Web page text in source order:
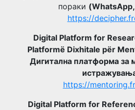
пораки
https://
Digital Platform for
Platformë Dixhitale për
Дигитална платформа за
https://
Digital Platform for